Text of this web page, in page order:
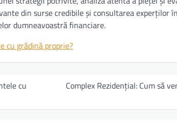
din surse credibile și consultarea experților
dumneavoastră financiare.
cu grădină proprie?
cu
Complex Rezidențial: Cum să